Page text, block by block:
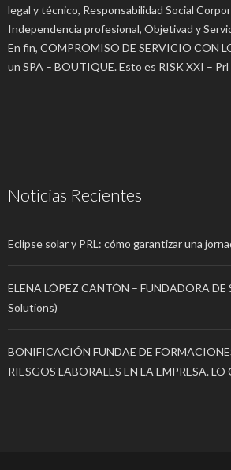
legal y técnico, Responsabilidad Social
Independencia profesional, Objetivad y
En fin, COMPROMISO DE SERVICIO CON
un SPA – BOUTIQUE. Esto es RISK XXI –
Noticias Recientes
Eclipse solar y PRL: cómo garantizar una
ELENA LÓPEZ CANTÓN – FUNDADORA DE
Solutions)
BONIFICACIÓN FUNDAE DE
RIESGOS LABORALES EN LA EMPRESA. LO